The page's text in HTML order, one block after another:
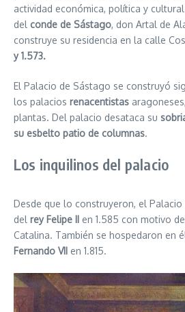
actividad económica, política y
del conde de Sástago, don Artal de
construye su residencia en la calle
y 1.573.
El Palacio de Sástago se construyó
los palacios renacentistas
plantas. Del palacio desataca su
su esbelto patio de columnas.
Los inquilinos del palacio
Desde que lo construyeron, el
del rey Felipe II en 1.585 con motivo
Catalina. También se hospedaron en
Fernando VII en 1.815.